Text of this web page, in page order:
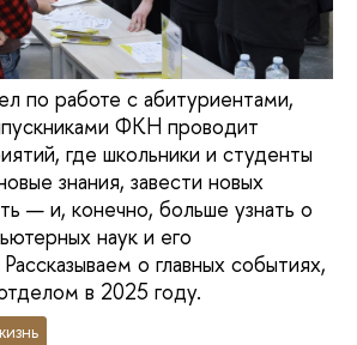
по работе с абитуриентами,
ФКН проводит
где школьники и студенты
знания, завести новых
— и, конечно, больше узнать о
наук и его
о главных событиях,
в 2025 году.